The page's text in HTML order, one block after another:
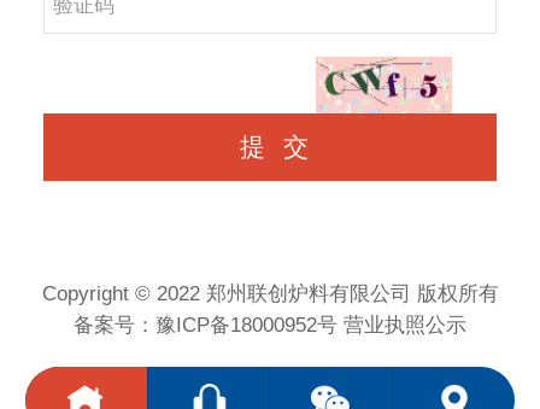
Copyright © 2022 郑州联创炉料有限公司 版权所有
备案号： 豫ICP备18000952号 营业执照公示